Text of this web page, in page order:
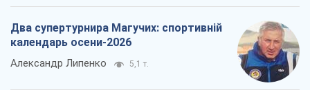
Два супертурнира Магучих: спортивній
календарь осени-2026
Александр Липенко 5,1 т.